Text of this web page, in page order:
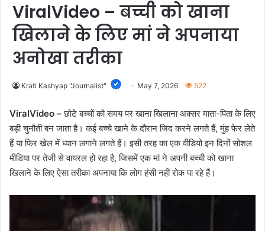
ViralVideo – बच्ची को खाना
खिलाने के लिए मां ने अपनाया
अनोखा तरीका
Krati Kashyap "Journalist" May 7, 2026 522
ViralVideo –छोटे बच्चों को समय पर खाना खिलाना अक्सर माता-पिता के लिए
बड़ी चुनौती बन जाता है। कई बच्चे खाने के दौरान जिद करने लगते हैं, मुंह फेर लेते
हैं या फिर खेल में ध्यान लगाने लगते हैं। इसी तरह का एक वीडियो इन दिनों सोशल
मीडिया पर तेजी से वायरल हो रहा है, जिसमें एक मां ने अपनी बच्ची को खाना
खिलाने के लिए ऐसा तरीका अपनाया कि लोग हंसी नहीं रोक पा रहे हैं।